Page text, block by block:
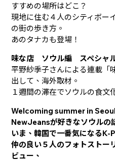
すすめの場所はどこ？
現地に住む４人のシティボー
の街の歩き方。
あのタナカも登場！
味な店 ソウル編 スペシャル
平野紗季子さんによる連載「
出して、海外取材。
１週間の滞在でソウルの食文
Welcoming summer in Seoul
NewJeansが好きなソウルの
いま、韓国で一番気になるK-
仲の良い５人のフォトストー
ビュー、